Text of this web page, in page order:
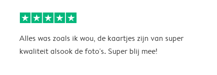
Alles was zoals ik wou, de kaartjes zijn van super
kwaliteit alsook de foto's. Super blij mee!